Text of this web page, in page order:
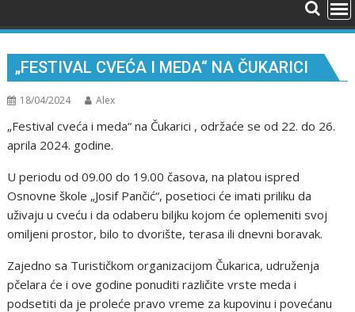
„FESTIVAL CVEĆA I MEDA“ NA ČUKARICI
18/04/2024 Alex
„Festival cveća i meda“ na Čukarici , održaće se od 22. do 26.
aprila 2024. godine.
U periodu od 09.00 do 19.00 časova, na platou ispred
Osnovne škole „Josif Pančić“, posetioci će imati priliku da
uživaju u cveću i da odaberu biljku kojom će oplemeniti svoj
omiljeni prostor, bilo to dvorište, terasa ili dnevni boravak.
Zajedno sa Turističkom organizacijom Čukarica, udruženja
pčelara će i ove godine ponuditi različite vrste meda i
podsetiti da je proleće pravo vreme za kupovinu i povećanu